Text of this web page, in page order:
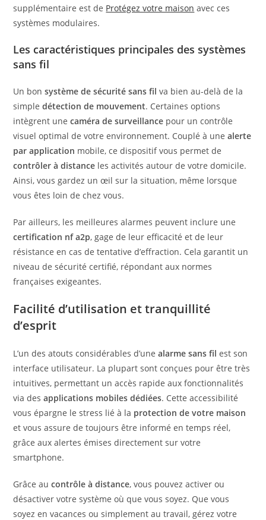
supplémentaire est de Protégez votre maison avec ces
systèmes modulaires.
Les caractéristiques principales des systèmes
sans fil
Un bonsystème de sécurité sans fil va bien au-delà de la
simpledétection de mouvement. Certaines options
intègrent unecaméra de surveillance pour un contrôle
visuel optimal de votre environnement. Couplé à unealerte
par application mobile, ce dispositif vous permet de
contrôler à distance les activités autour de votre domicile.
Ainsi, vous gardez un œil sur la situation, même lorsque
vous êtes loin de chez vous.
Par ailleurs, les meilleures alarmes peuvent inclure une
certification nf a2p, gage de leur efficacité et de leur
résistance en cas de tentative d’effraction. Cela garantit un
niveau de sécurité certifié, répondant aux normes
françaises exigeantes.
Facilité d’utilisation et tranquillité
d’esprit
L’un des atouts considérables d’unealarme sans fil est son
interface utilisateur. La plupart sont conçues pour être très
intuitives, permettant un accès rapide aux fonctionnalités
via desapplications mobiles dédiées. Cette accessibilité
vous épargne le stress lié à la protection de votre maison
et vous assure de toujours être informé en temps réel,
grâce aux alertes émises directement sur votre
smartphone.
Grâce aucontrôle à distance, vous pouvez activer ou
désactiver votre système où que vous soyez. Que vous
soyez en vacances ou simplement au travail, gérez votre